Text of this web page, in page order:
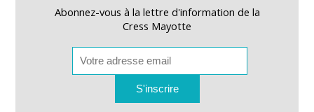
Abonnez-vous à la lettre d'information de la
Cress Mayotte
S'inscrire